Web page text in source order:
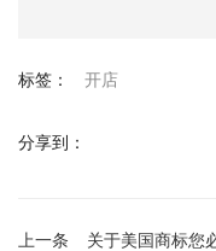
标签： 开店
分享到：
关于美国商标您
上一条